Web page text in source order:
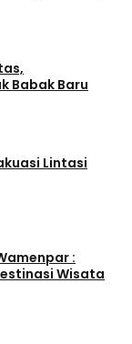
Babak Baru
Lintasi
:
Wisata